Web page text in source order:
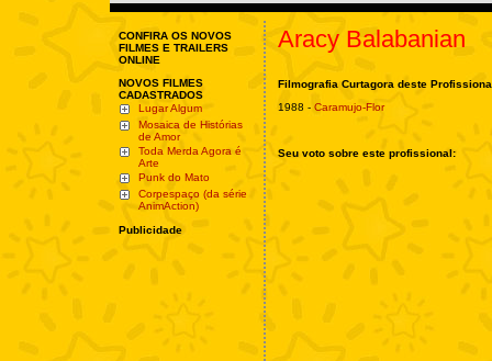
CONFIRA OS NOVOS
FILMES E TRAILERS
ONLINE
NOVOS FILMES
CADASTRADOS
Lugar Algum
Mosaica de Histórias
de Amor
Toda Merda Agora é
Arte
Punk do Mato
Corpespaço (da série
AnimAction)
Publicidade
Aracy Balabanian
Filmografia Curtagora deste
1988 - Caramujo-Flor
Seu voto sobre este profissional: